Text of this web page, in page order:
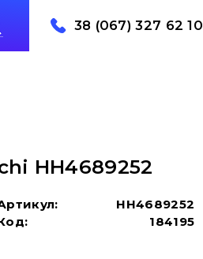
38 (067) 327 62 10
HH4689252
HH4689252
184195